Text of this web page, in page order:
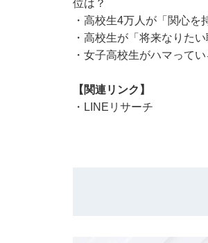
位は？
・ 高校生4万人が「関心を
・ 高校生が「将来なりた
・ 女子高校生がハマって
【関連リンク】
・ LINEリサーチ